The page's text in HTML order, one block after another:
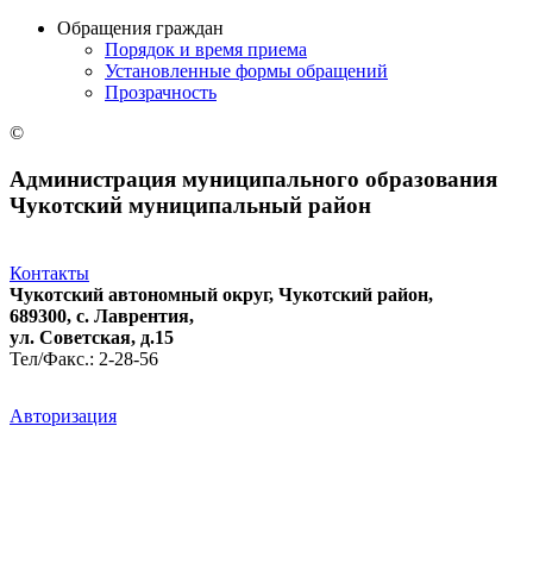
Обращения граждан
Порядок и время приема
Установленные формы обращений
Прозрачность
©
Администрация муниципального образования
Чукотский муниципальный район
Контакты
Чукотский автономный округ, Чукотский район,
689300, с. Лаврентия,
ул. Советская, д.15
Тел/Факс.: 2-28-56
Авторизация